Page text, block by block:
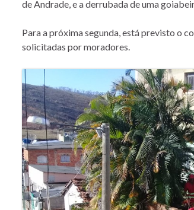
de Andrade, e a derrubada de uma
Para a próxima segunda, está previsto o
solicitadas por moradores.